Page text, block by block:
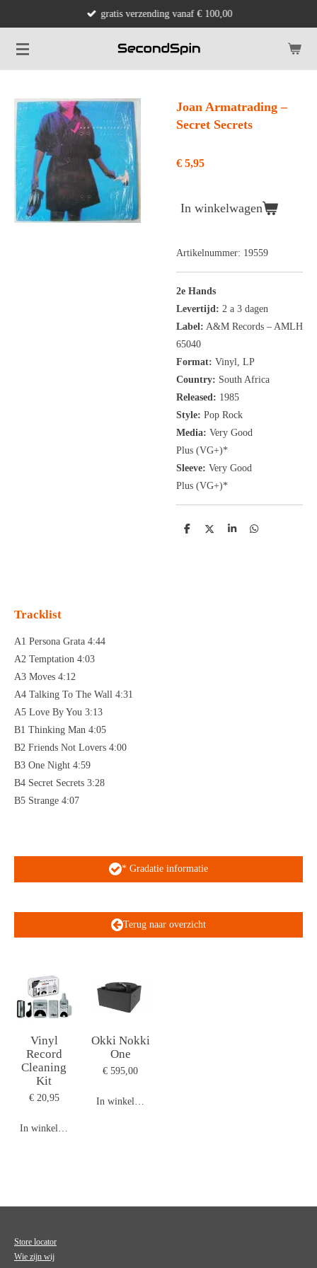
naar
de
gratis verzending vanaf € 100,00
Joan Armatrading ‎–
Secret Secrets
€ 5,95
In winkelwagen
Artikelnummer: 19559
2e Hands
Levertijd: 2 a 3 dagen
Label: A&M Records ‎– AMLH
65040
Format: Vinyl, LP
Country: South Africa
Released: 1985
Style: Pop Rock
Media: Very Good
Plus (VG+)*
Sleeve: Very Good
Plus (VG+)*
D
D
S
D
Tracklist
A1 Persona Grata 4:44
A2 Temptation 4:03
A3 Moves 4:12
A4 Talking To The Wall 4:31
A5 Love By You 3:13
B1 Thinking Man 4:05
B2 Friends Not Lovers 4:00
B3 One Night 4:59
B4 Secret Secrets 3:28
B5 Strange 4:07
* Gradatie informatie
Terug naar overzicht
Vinyl
Record
Cleaning
Kit
€ 20,95
In winkelwagen
Okki Nokki
One
€ 595,00
In winkelwagen
Store locator
Wie zijn wij